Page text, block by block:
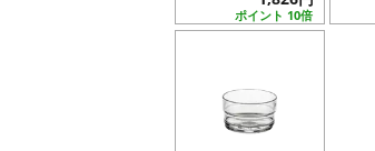
ポイント 10倍